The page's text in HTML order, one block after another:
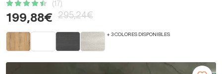
(17)
199,88€ 295,24€
+ 3 COLORES DISPONIBLES